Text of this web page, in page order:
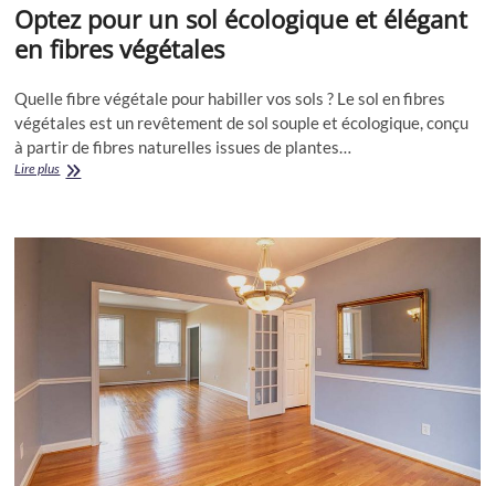
Optez pour un sol écologique et élégant
en fibres végétales
Quelle fibre végétale pour habiller vos sols ? Le sol en fibres
végétales est un revêtement de sol souple et écologique, conçu
à partir de fibres naturelles issues de plantes…
Lire plusOptez
écologique
élégant
végétales